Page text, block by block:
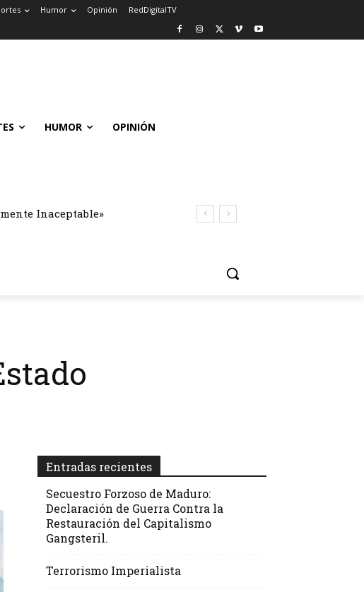
Humor Opinión RedDigitalTV
HUMOR OPINIÓN
Inaceptable»
Entradas recientes
Secuestro Forzoso de Maduro:
Declaración de Guerra Contra la
Restauración del Capitalismo
Gangsteril.
Terrorismo Imperialista